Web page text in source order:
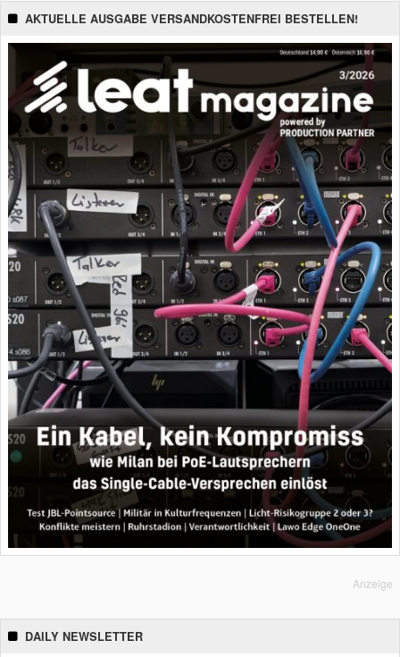
AKTUELLE AUSGABE VERSANDKOSTENFREI BESTELLEN!
Anzeige
DAILY NEWSLETTER